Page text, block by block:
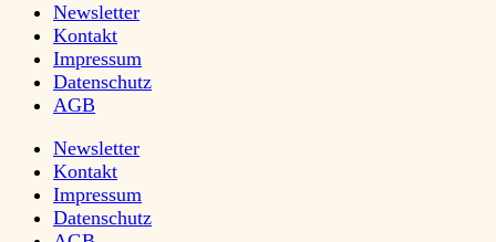
Newsletter
Kontakt
Impressum
Datenschutz
AGB
Newsletter
Kontakt
Impressum
Datenschutz